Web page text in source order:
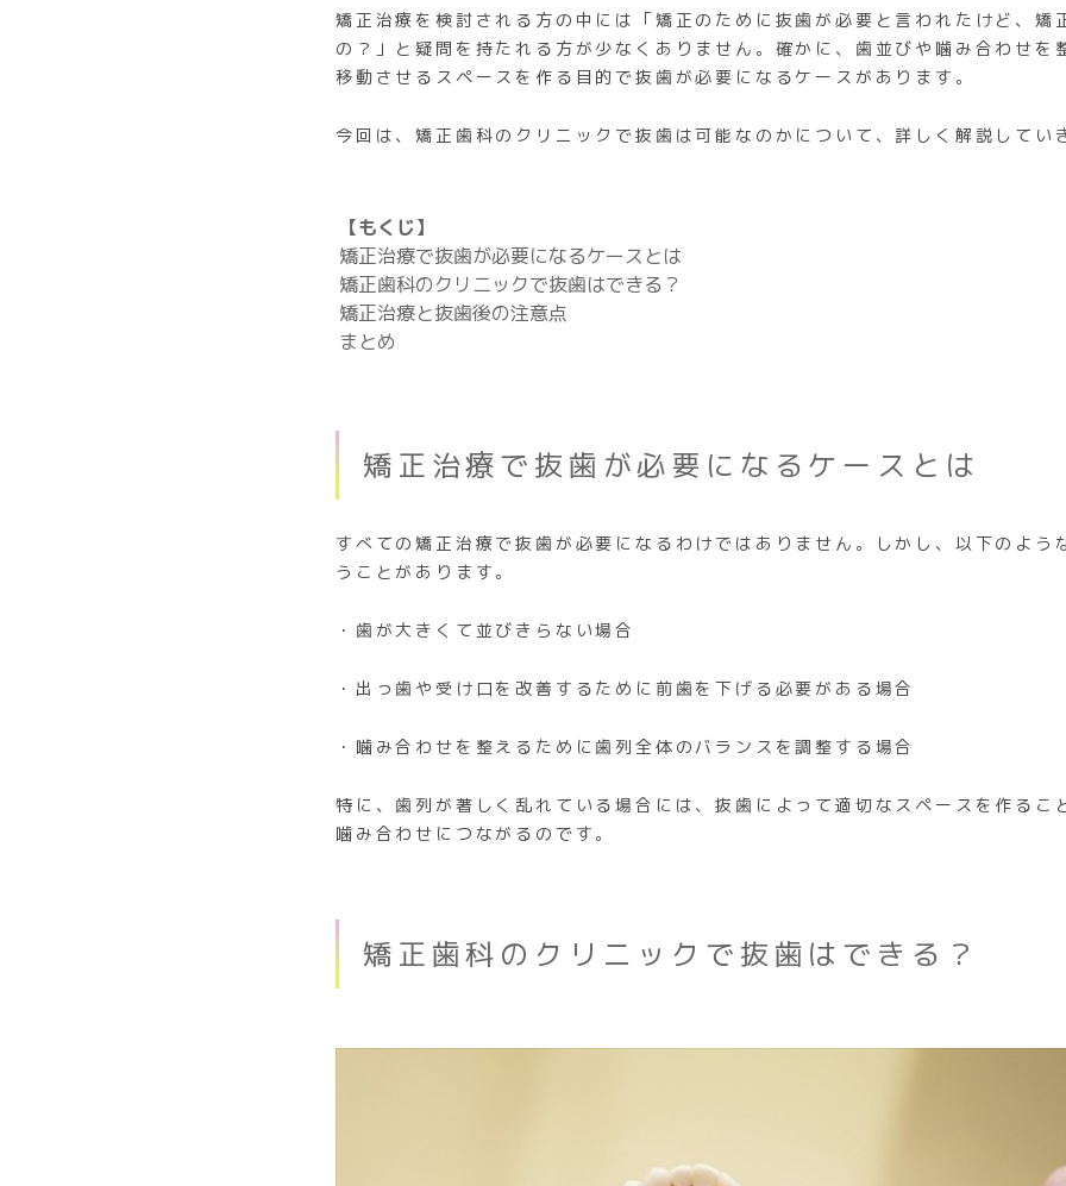
矯正治療を検討される方の中には「矯正のために抜歯が必要と言われたけど、矯
の？」と疑問を持たれる方が少なくありません。確かに、歯並びや噛み合わせを
移動させるスペースを作る目的で抜歯が必要になるケースがあります。
今回は、矯正歯科のクリニックで抜歯は可能なのかについて、詳しく解説してい
【もくじ】
矯正治療で抜歯が必要になるケースとは
矯正歯科のクリニックで抜歯はできる？
矯正治療と抜歯後の注意点
まとめ
矯正治療で抜歯が必要になるケースとは
すべての矯正治療で抜歯が必要になるわけではありません。しかし、以下のよう
うことがあります。
・歯が大きくて並びきらない場合
・出っ歯や受け口を改善するために前歯を下げる必要がある場合
・噛み合わせを整えるために歯列全体のバランスを調整する場合
特に、歯列が著しく乱れている場合には、抜歯によって適切なスペースを作るこ
噛み合わせにつながるのです。
矯正歯科のクリニックで抜歯はできる？